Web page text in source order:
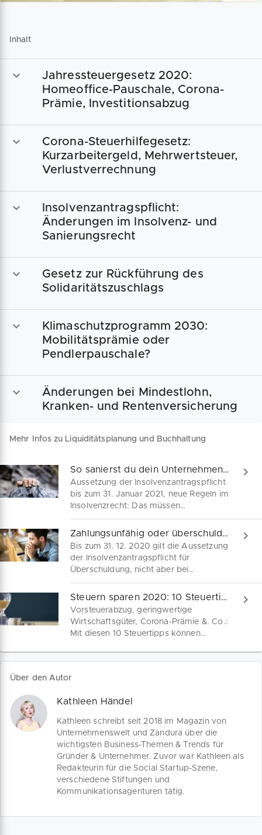
Inhalt
Jahressteuergesetz 2020:
Homeoffice-Pauschale, Corona-
Prämie, Investitionsabzug
Corona-Steuerhilfegesetz:
Kurzarbeitergeld, Mehrwertsteuer,
Verlustverrechnung
Insolvenzantragspflicht:
Änderungen im Insolvenz- und
Sanierungsrecht
Gesetz zur Rückführung des
Solidaritätszuschlags
Klimaschutzprogramm 2030:
Mobilitätsprämie oder
Pendlerpauschale?
Änderungen bei Mindestlohn,
Kranken- und Rentenversicherung
Mehr Infos zu Liquiditätsplanung und Buchhaltung
So sanierst du dein Unternehmen ohne Insolvenzverfahren
Aussetzung der Insolvenzantragspflicht
bis zum 31. Januar 2021, neue Regeln im
Insolvenzrecht: Das müssen
Unternehmen in Schwierigkeiten
beachten. Unternehmen, die
pandemiebedingt in eine Schieflage
geraten sind, erhalten neue
Unterstützung. Nutze die Verlängerung
der Aussetzung der
Sanierungsmaßnahmen ohne
Insolvenzverfahren und eine verkürzte
Restschuldbefreiung.
Zahlungsunfähig oder überschuldet?: Das musst du jetzt beachten
Bis zum 31. 12. 2020 gilt die Aussetzung
der Insolvenzantragspflicht für
Überschuldung, nicht aber bei
Zahlungsunfähigkeit: Was ist der
Unterschied? Im April dieses Jahres
hatte die Bundesregierung das COVID-
19-Insolvenzaussetzungsgesetz
beschlossen und die Maßnahmen
kürzlich bis zum Jahresende verlängert.
Was gilt, was nicht: Irrtümern
vorbeugen, Ernstfall absichern.
Steuern sparen 2020: 10 Steuertipps zum Jahresende
Vorsteuerabzug, geringwertige
Wirtschaftsgüter, Corona-Prämie &. Co.:
Mit diesen 10 Steuertipps können
Über den Autor
Kathleen Händel
Kathleen schreibt seit 2018 im Magazin von
Unternehmenswelt und Zandura über die
wichtigsten Business-Themen & Trends für
Gründer & Unternehmer. Zuvor war Kathleen als
Redakteurin für die Social Startup-Szene,
verschiedene Stiftungen und
Kommunikationsagenturen tätig.